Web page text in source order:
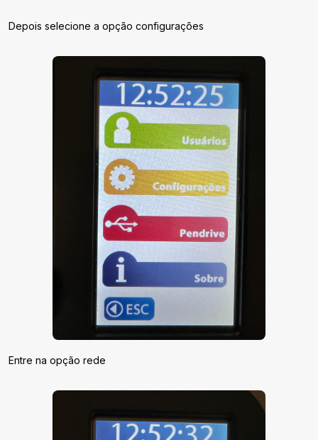
Depois selecione a opção configurações
Entre na opção rede